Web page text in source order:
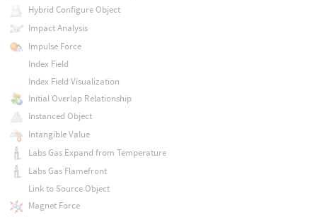
Hybrid Configure Object
Impact Analysis
Impulse Force
Index Field
Index Field Visualization
Initial Overlap Relationship
Instanced Object
Intangible Value
Labs Gas Expand from Temperature
Labs Gas Flamefront
Link to Source Object
Magnet Force